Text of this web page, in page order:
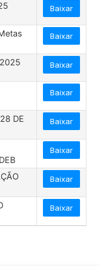
Baixar
Baixar
Baixar
Baixar
DE
Baixar
Baixar
Baixar
Baixar